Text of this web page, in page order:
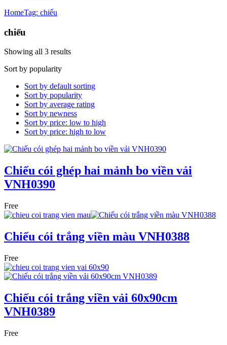
HomeTag: chiếu
chiếu
Showing all 3 results
Sort by popularity
Sort by default sorting
Sort by popularity
Sort by average rating
Sort by newness
Sort by price: low to high
Sort by price: high to low
Chiếu cói ghép hai mảnh bo viền vải
VNH0390
Free
Chiếu cói trắng viền màu VNH0388
Free
Chiếu cói trắng viền vải 60x90cm
VNH0389
Free